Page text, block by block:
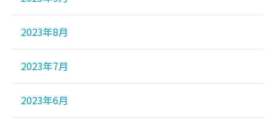
2023年8月
2023年7月
2023年6月